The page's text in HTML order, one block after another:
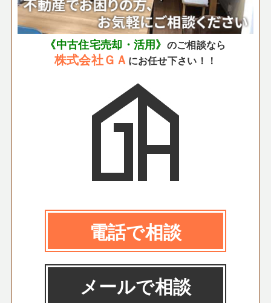
《中古住宅売却・活用》 のご相談なら
株式会社ＧＡ にお任せ下さい！！
電話で相談
メールで相談